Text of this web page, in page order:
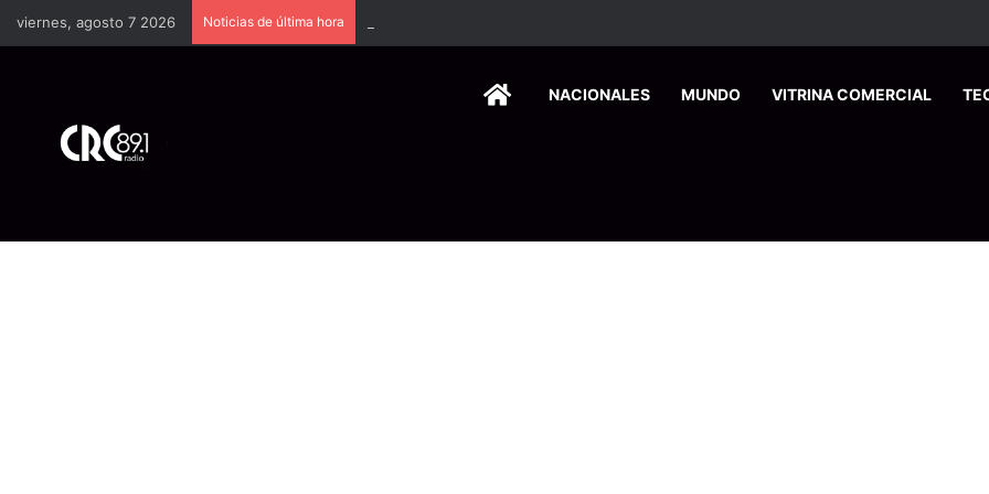
viernes, agosto 7 2026 Noticias de última hora
HOMENACIONALES MUNDO VITRINA COMERCIAL